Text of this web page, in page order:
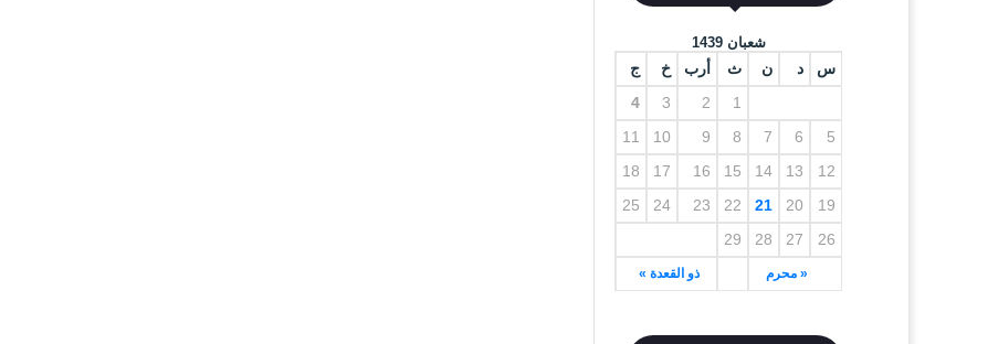
شعبان 1439
س د ن ث أرب خ ج
« محرم ذو القعدة »
1
2
3
4
5
6
7
8
9
10
11
12
13
14
15
16
17
18
19
20
21
22
23
24
25
26
27
28
29